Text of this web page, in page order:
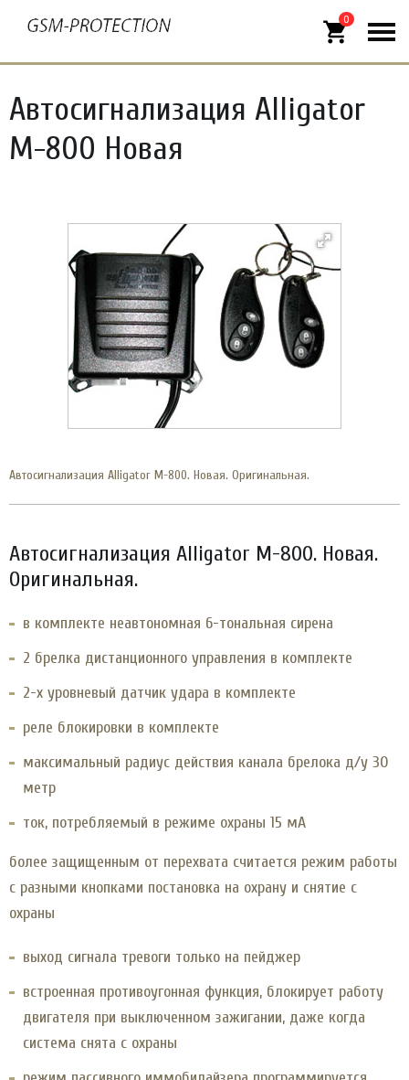
shopping_cart
0
Автосигнализация Alligator
М-800 Новая
Автосигнализация Alligator М-800. Новая. Оригинальная.
Автосигнализация Alligator М-800. Новая.
Оригинальная.
в комплекте неавтономная 6-тональная сирена
2 брелка дистанционного управления в комплекте
2-х уровневый датчик удара в комплекте
реле блокировки в комплекте
максимальный радиус действия канала брелока д/у 30
метр
ток, потребляемый в режиме охраны 15 мА
более защищенным от перехвата считается режим работы
с разными кнопками постановка на охрану и снятие с
охраны
выход сигнала тревоги только на пейджер
встроенная противоугонная функция, блокирует работу
двигателя при выключенном зажигании, даже когда
система снята с охраны